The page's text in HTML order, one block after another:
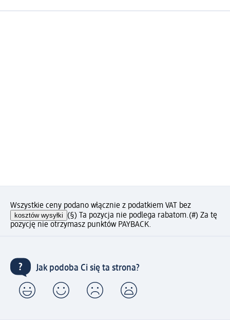
Wszystkie ceny podano włącznie z podatkiem VAT bez
kosztów wysyłki (§) Ta pozycja nie podlega rabatom.(#) Za tę
pozycję nie otrzymasz punktów PAYBACK.
Jak podoba Ci się ta strona?